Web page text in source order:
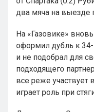
два мяча на выезде
На «Газовике»
оформил дубль к 34-
и не подобрал для
подходящего
все реже участвует
играет роль при